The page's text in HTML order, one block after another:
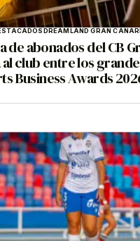
DREAMLAND GRAN
de abonados del CB
club entre los
Business Awards